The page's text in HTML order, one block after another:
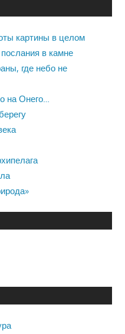
картины в целом
в камне
где небо не
на Онего…